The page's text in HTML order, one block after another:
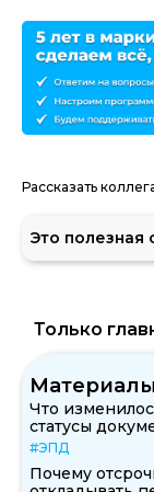
Рассказать
Это полезная
Только
Что
статусы
#ЭПД
Почему